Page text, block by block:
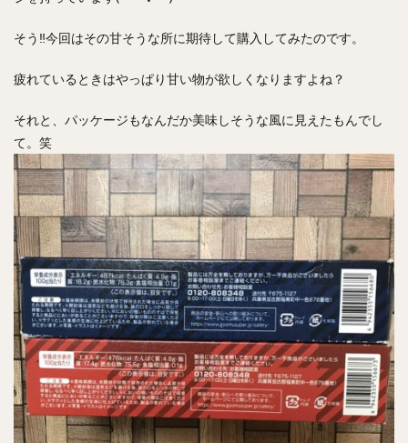
そう‼︎今回はその甘そうな所に期待して購入してみたのです。
疲れているときはやっぱり甘い物が欲しくなりますよね？
それと、パッケージもなんだか美味しそうな風に見えたもんでし
て。笑